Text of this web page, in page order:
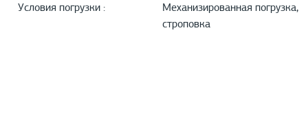
Условия погрузки :
Механизированная погрузка,
строповка